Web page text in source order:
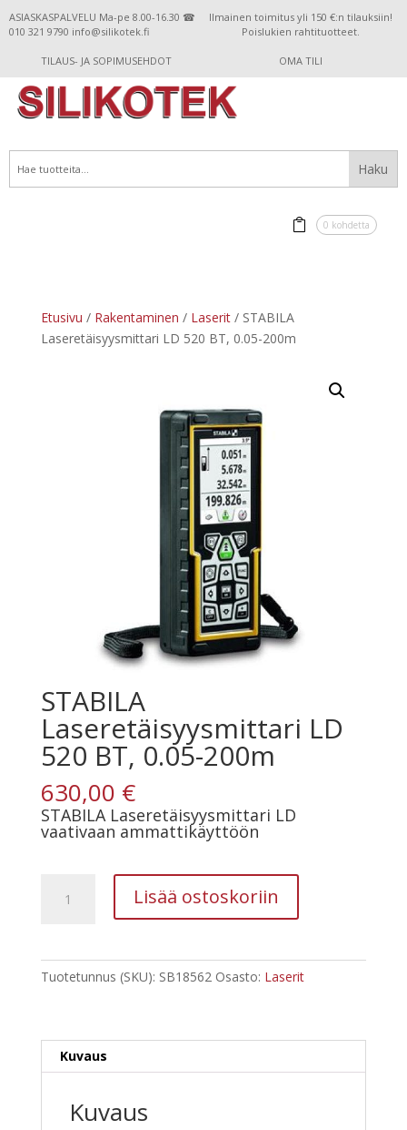
ASIASKASPALVELU Ma-pe 8.00-16.30 ☎
010 321 9790 info@silikotek.fi
Ilmainen toimitus yli 150 €:n tilauksiin!
Poislukien rahtituotteet.
TILAUS- JA SOPIMUSEHDOT OMA TILI
0 kohdetta
Etusivu / Rakentaminen / Laserit/ STABILA
Laseretäisyysmittari LD 520 BT, 0.05-200m
STABILA
Laseretäisyysmittari LD
520 BT, 0.05-200m
630,00 €
STABILA Laseretäisyysmittari LD
vaativaan ammattikäyttöön
LaseretäisyysmittariLisää ostoskoriin
Tuotetunnus (SKU): SB18562 Osasto: Laserit
Kuvaus
Kuvaus